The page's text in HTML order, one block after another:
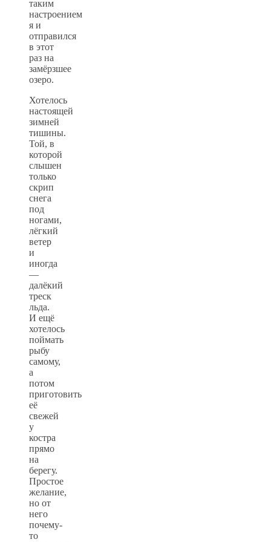
таким
настроением
я и
отправился
в этот
раз на
замёрзшее
озеро.
Хотелось
настоящей
зимней
тишины.
Той, в
которой
слышен
только
скрип
снега
под
ногами,
лёгкий
ветер
и
иногда
—
далёкий
треск
льда.
И ещё
хотелось
поймать
рыбу
самому,
а
потом
приготовить
её
свежей
у
костра
прямо
на
берегу.
Простое
желание,
но от
него
почему-
то